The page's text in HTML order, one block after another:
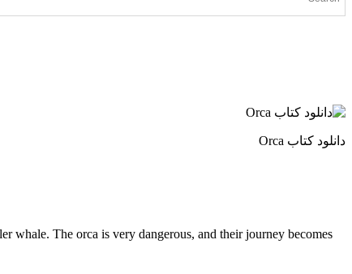
دانلود کتاب Orca
whale. The orca is very dangerous, and their journey becomes